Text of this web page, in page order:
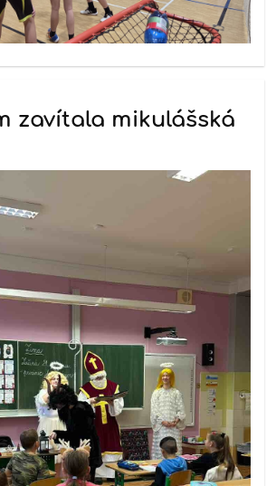
zavítala mikulášská